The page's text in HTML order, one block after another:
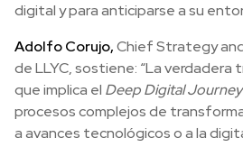
digital y para anticiparse a su
Adolfo Corujo,Chief Strategy
de LLYC, sostiene: “La
que implica el Deep Digital Journey
procesos complejos de
a avances tecnológicos o a la